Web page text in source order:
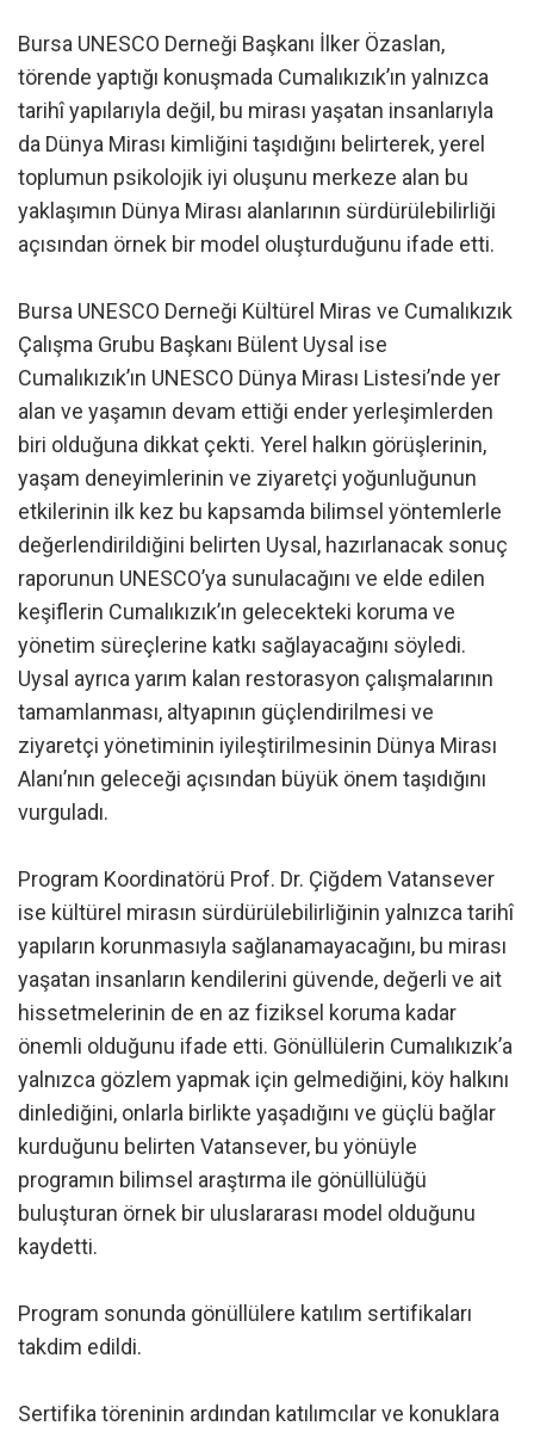
Bursa UNESCO Derneği Başkanı İlker Özaslan,
törende yaptığı konuşmada Cumalıkızık’ın yalnızca
tarihî yapılarıyla değil, bu mirası yaşatan insanlarıyla
da Dünya Mirası kimliğini taşıdığını belirterek, yerel
toplumun psikolojik iyi oluşunu merkeze alan bu
yaklaşımın Dünya Mirası alanlarının sürdürülebilirliği
açısından örnek bir model oluşturduğunu ifade etti.
Bursa UNESCO Derneği Kültürel Miras ve Cumalıkızık
Çalışma Grubu Başkanı Bülent Uysal ise
Cumalıkızık’ın UNESCO Dünya Mirası Listesi’nde yer
alan ve yaşamın devam ettiği ender yerleşimlerden
biri olduğuna dikkat çekti. Yerel halkın görüşlerinin,
yaşam deneyimlerinin ve ziyaretçi yoğunluğunun
etkilerinin ilk kez bu kapsamda bilimsel yöntemlerle
değerlendirildiğini belirten Uysal, hazırlanacak sonuç
raporunun UNESCO’ya sunulacağını ve elde edilen
keşiflerin Cumalıkızık’ın gelecekteki koruma ve
yönetim süreçlerine katkı sağlayacağını söyledi.
Uysal ayrıca yarım kalan restorasyon çalışmalarının
tamamlanması, altyapının güçlendirilmesi ve
ziyaretçi yönetiminin iyileştirilmesinin Dünya Mirası
Alanı’nın geleceği açısından büyük önem taşıdığını
vurguladı.
Program Koordinatörü Prof. Dr. Çiğdem Vatansever
ise kültürel mirasın sürdürülebilirliğinin yalnızca tarihî
yapıların korunmasıyla sağlanamayacağını, bu mirası
yaşatan insanların kendilerini güvende, değerli ve ait
hissetmelerinin de en az fiziksel koruma kadar
önemli olduğunu ifade etti. Gönüllülerin Cumalıkızık’a
yalnızca gözlem yapmak için gelmediğini, köy halkını
dinlediğini, onlarla birlikte yaşadığını ve güçlü bağlar
kurduğunu belirten Vatansever, bu yönüyle
programın bilimsel araştırma ile gönüllülüğü
buluşturan örnek bir uluslararası model olduğunu
kaydetti.
Program sonunda gönüllülere katılım sertifikaları
takdim edildi.
Sertifika töreninin ardından katılımcılar ve konuklara